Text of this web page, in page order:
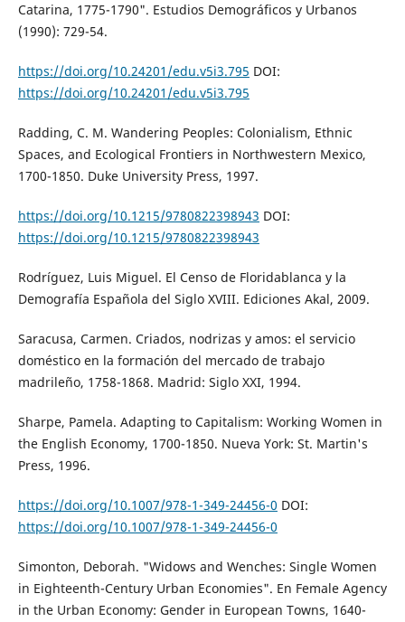
Catarina, 1775-1790". Estudios Demográficos y Urbanos
(1990): 729-54.
https://doi.org/10.24201/edu.v5i3.795 DOI:
https://doi.org/10.24201/edu.v5i3.795
Radding, C. M. Wandering Peoples: Colonialism, Ethnic
Spaces, and Ecological Frontiers in Northwestern Mexico,
1700-1850. Duke University Press, 1997.
https://doi.org/10.1215/9780822398943 DOI:
https://doi.org/10.1215/9780822398943
Rodríguez, Luis Miguel. El Censo de Floridablanca y la
Demografía Española del Siglo XVIII. Ediciones Akal, 2009.
Saracusa, Carmen. Criados, nodrizas y amos: el servicio
doméstico en la formación del mercado de trabajo
madrileño, 1758-1868. Madrid: Siglo XXI, 1994.
Sharpe, Pamela. Adapting to Capitalism: Working Women in
the English Economy, 1700-1850. Nueva York: St. Martin's
Press, 1996.
https://doi.org/10.1007/978-1-349-24456-0 DOI:
https://doi.org/10.1007/978-1-349-24456-0
Simonton, Deborah. "Widows and Wenches: Single Women
in Eighteenth-Century Urban Economies". En Female Agency
in the Urban Economy: Gender in European Towns, 1640-